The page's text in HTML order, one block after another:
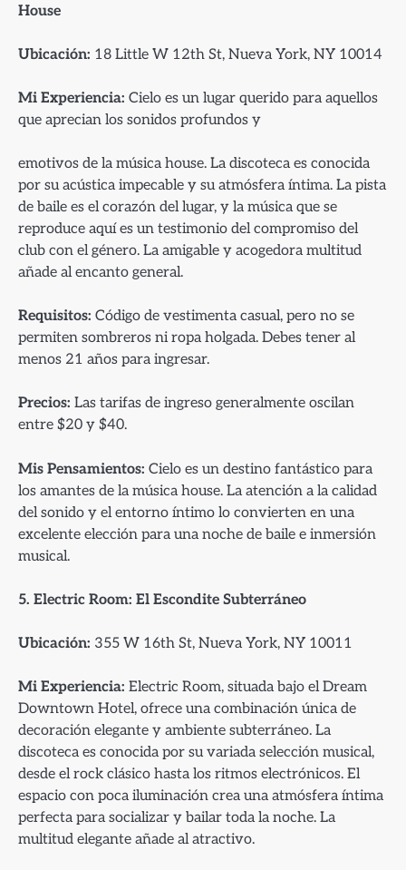
House
Ubicación: 18 Little W 12th St, Nueva York, NY 10014
Mi Experiencia: Cielo es un lugar querido para aquellos
que aprecian los sonidos profundos y
emotivos de la música house. La discoteca es conocida
por su acústica impecable y su atmósfera íntima. La pista
de baile es el corazón del lugar, y la música que se
reproduce aquí es un testimonio del compromiso del
club con el género. La amigable y acogedora multitud
añade al encanto general.
Requisitos: Código de vestimenta casual, pero no se
permiten sombreros ni ropa holgada. Debes tener al
menos 21 años para ingresar.
Precios: Las tarifas de ingreso generalmente oscilan
entre $20 y $40.
Mis Pensamientos: Cielo es un destino fantástico para
los amantes de la música house. La atención a la calidad
del sonido y el entorno íntimo lo convierten en una
excelente elección para una noche de baile e inmersión
musical.
5. Electric Room: El Escondite Subterráneo
Ubicación: 355 W 16th St, Nueva York, NY 10011
Mi Experiencia: Electric Room, situada bajo el Dream
Downtown Hotel, ofrece una combinación única de
decoración elegante y ambiente subterráneo. La
discoteca es conocida por su variada selección musical,
desde el rock clásico hasta los ritmos electrónicos. El
espacio con poca iluminación crea una atmósfera íntima
perfecta para socializar y bailar toda la noche. La
multitud elegante añade al atractivo.